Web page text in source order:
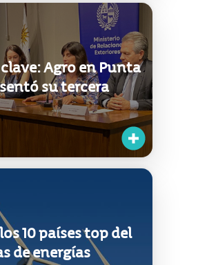
Agro en Punta
su tercera
10 países top del
de energías